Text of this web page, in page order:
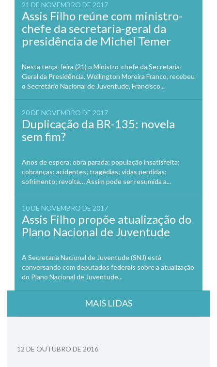
21 DE NOVEMBRO DE 2017
Assis Filho reúne com ministro-
chefe da secretaria-geral da
presidência de Michel Temer
Nesta terça-feira (21) o Ministro-chefe da Secretaria-
Geral da Presidência, Wellington Moreira Franco, recebeu
o Secretário Nacional de Juventude, Francisco...
20 DE NOVEMBRO DE 2017
Duplicação da BR-135: novela
sem fim?
Anos de espera; obra parada; população insatisfeita;
cobranças; acidentes; tragédias; vidas perdidas;
sofrimento; revolta… Assim pode ser resumida a...
10 DE NOVEMBRO DE 2017
Assis Filho propõe atualização do
Plano Nacional de Juventude
A Secretaria Nacional de Juventude (SNJ) está
conversando com deputados federais sobre a atualização
do Plano Nacional de Juventude...
MAIS LIDAS
12 DE OUTUBRO DE 2016